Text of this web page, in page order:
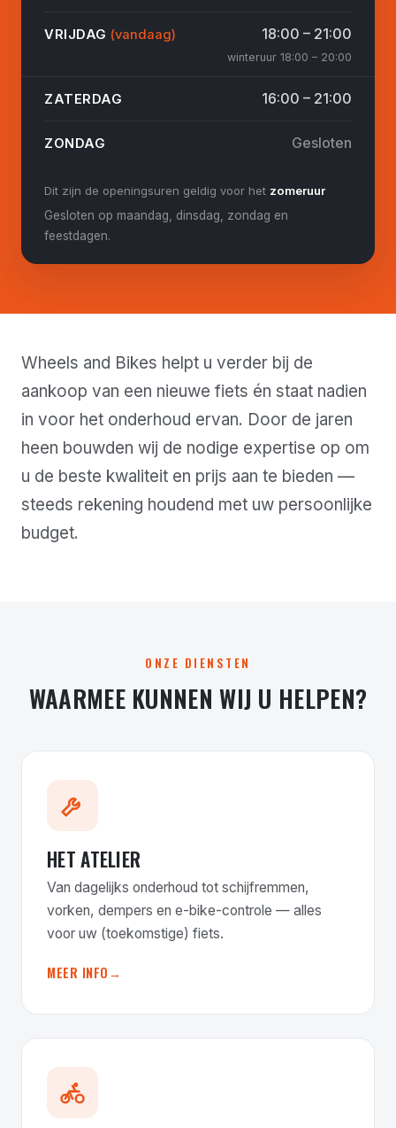
VRIJDAG (vandaag) 18:00 – 21:00
winteruur 18:00 – 20:00
ZATERDAG 16:00 – 21:00
ZONDAG Gesloten
Dit zijn de openingsuren geldig voor het zomeruur
Gesloten op maandag, dinsdag, zondag en
feestdagen.
Wheels and Bikes helpt u verder bij de
aankoop van een nieuwe fiets én staat nadien
in voor het onderhoud ervan. Door de jaren
heen bouwden wij de nodige expertise op om
u de beste kwaliteit en prijs aan te bieden —
steeds rekening houdend met uw persoonlijke
budget.
ONZE DIENSTEN
WAARMEE KUNNEN WIJ U HELPEN?
HET ATELIER
Van dagelijks onderhoud tot schijfremmen,
vorken, dempers en e-bike-controle — alles
voor uw (toekomstige) fiets.
MEER INFO